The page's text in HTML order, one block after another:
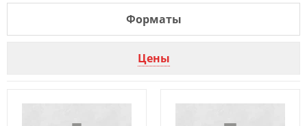
Форматы
Цены